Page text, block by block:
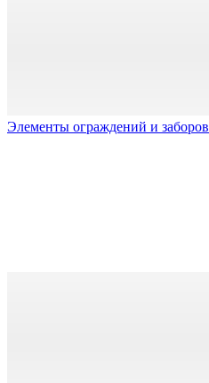
Элементы ограждений и заборов